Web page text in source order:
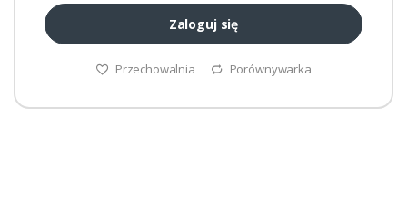
Zaloguj się
Przechowalnia Porównywarka